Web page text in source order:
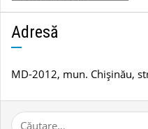
de
știri
Adresă
MD-2012, mun. Chișinău,
Caută